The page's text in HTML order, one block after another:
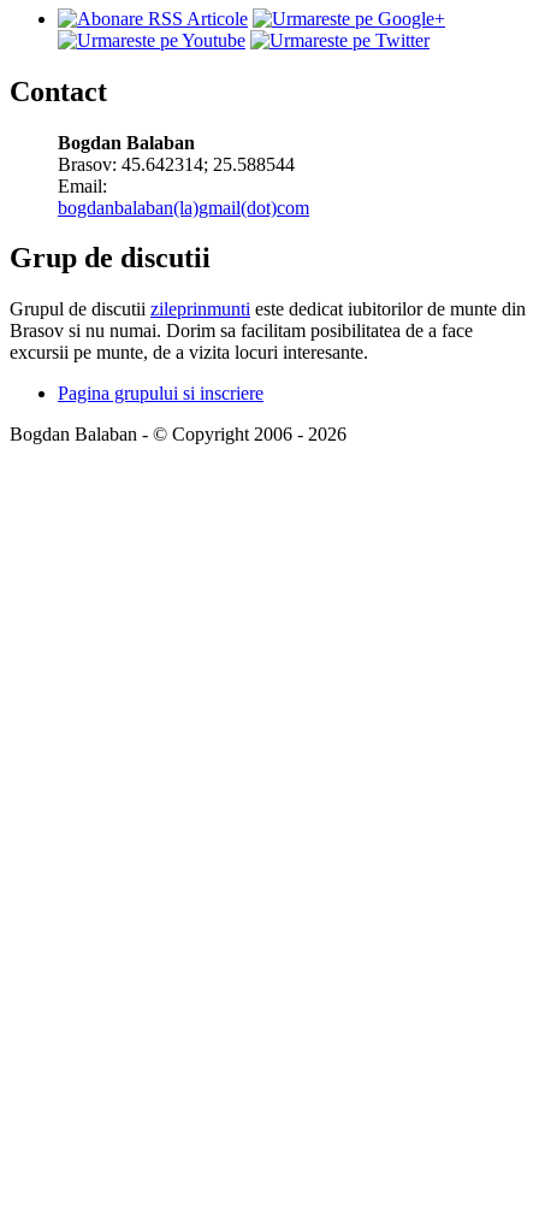
Contact
Bogdan Balaban
Brasov: 45.642314; 25.588544
Email:
bogdanbalaban(la)gmail(dot)com
Grup de discutii
Grupul de discutii zileprinmunti este dedicat iubitorilor de munte din
Brasov si nu numai. Dorim sa facilitam posibilitatea de a face
excursii pe munte, de a vizita locuri interesante.
Pagina grupului si inscriere
Bogdan Balaban - © Copyright 2006 - 2026